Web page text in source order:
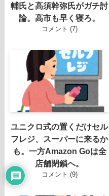
輔氏と高須幹弥氏がガチ討
論。高市も早く寝ろ。
コメント (7)
ユニクロ式の置くだけセル
フレジ、スーパーに来るか
も。一方Amazon Goは全
店舗閉鎖へ。
コメント (9)